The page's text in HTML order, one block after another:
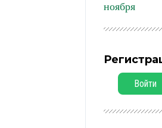
ноября
Войти